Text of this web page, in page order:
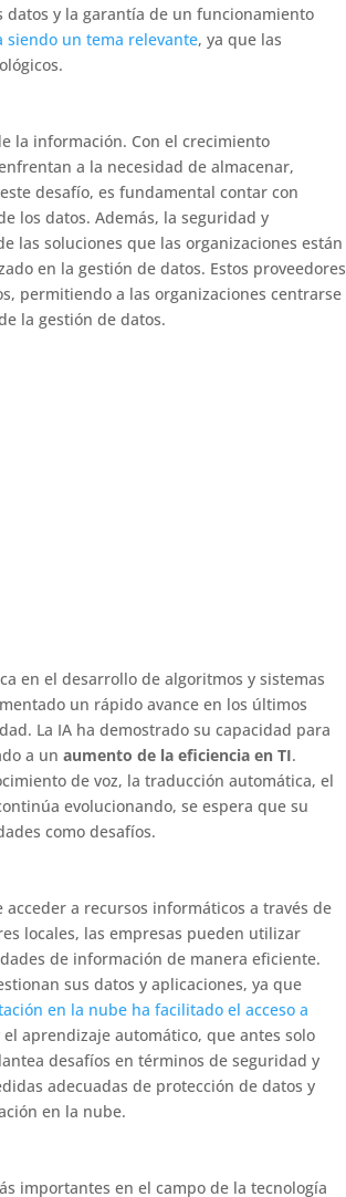
y la garantía de un funcionamiento
siendo un tema relevante, ya que las
la información. Con el crecimiento
a la necesidad de almacenar,
desafío, es fundamental contar con
los datos. Además, la seguridad y
las soluciones que las organizaciones están
en la gestión de datos. Estos proveedores
permitiendo a las organizaciones centrarse
la gestión de datos.
en el desarrollo de algoritmos y sistemas
un rápido avance en los últimos
La IA ha demostrado su capacidad para
a unaumento de la eficiencia en TI.
de voz, la traducción automática, el
evolucionando, se espera que su
como desafíos.
a recursos informáticos a través de
locales, las empresas pueden utilizar
de información de manera eficiente.
sus datos y aplicaciones, ya que
en la nube ha facilitado el acceso a
aprendizaje automático, que antes solo
desafíos en términos de seguridad y
adecuadas de protección de datos y
en la nube.
importantes en el campo de la tecnología